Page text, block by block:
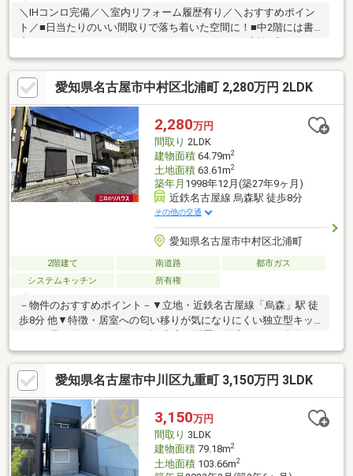
＼IHコンロ完備／＼室内リフォーム履歴有り／＼おすすめポイン
ト／■日当たりのいい間取りで落ち着いた空間に！■中2階には書
ン！！＼周辺施設の利便性良好です！／◇米野小学校まで・・・
徒歩11分！◇黄金中学校まで・・・徒歩11分！◇業務スーパー黄
金店まで・・・徒歩6分！◇平和堂豊成店まで・・・徒歩11分！
愛知県名古屋市中村区北浦町 2,280万円 2LDK
2,280万円
間取り 2LDK
建物面積64.79m2
土地面積63.61m2
築年月 1998年12月(築27年9ヶ月)
近鉄名古屋線 烏森駅 徒歩8分
その他の交通
愛知県名古屋市中村区北浦町
2階建て 南道路
都市ガス
システムキッチン
所有権
－物件のおすすめポイント－▼立地・近鉄名古屋線「烏森」駅 徒
歩8分 他▼特徴・居室への匂い移りが気になりにくい独立型キッ
バルコニー付・水回り各所に自然換気可能な窓有・各階にトイレ
があり、ゆとりをもって利用可能・駐車場有(車種による)▼周辺
環境・ファミリーマート城西病院前店 徒歩3分(約180m)・スーパ
ー「ナフコトミダ千成店」徒歩7分(約510m)・名古屋市立柳小学
校 徒歩9分(約670m)■ ご希望の住まい探しをお手伝いします
━━━━━・・・物件の詳細・ご相談はお気軽にお問い合わせく
ださい。
愛知県名古屋市中川区九重町 3,150万円 3LDK
3,150万円
間取り 3LDK
建物面積79.18m2
土地面積103.66m2